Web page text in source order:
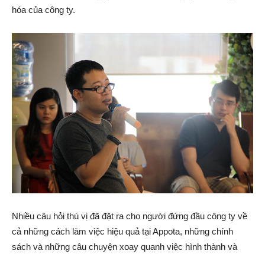
hóa của công ty.
Nhiều câu hỏi thú vị đã đặt ra cho người đứng đầu công ty về
cả những cách làm việc hiệu quả tại Appota, những chính
sách và những câu chuyện xoay quanh việc hình thành và